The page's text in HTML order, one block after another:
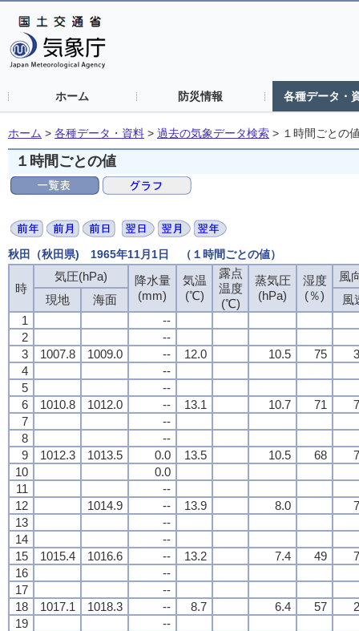
ホーム 防災情報 各種データ・
ホーム > 各種データ・資料 > 過去の気象データ検索 > １時間ごとの
１時間ごとの値
秋田（秋田県) 1965年11月1日 （１時間ごとの値）
時
気圧(hPa)
降水量
(mm)
気温
(℃)
露点
温度
(℃)
蒸気圧
(hPa)
湿度
(％)
風
現地
海面
風
1
--
2
--
3
1007.8 1009.0 -- 12.0 10.5 75
4
--
5
--
6
1010.8 1012.0 -- 13.1 10.7 71
7
--
8
--
9
1012.3 1013.5 0.0 13.5 10.5 68
10
0.0
11
--
12
1014.9 -- 13.9 8.0
13
--
14
--
15
1015.4 1016.6 -- 13.2 7.4 49
16
--
17
--
18
1017.1 1018.3 -- 8.7 6.4 57
19
--